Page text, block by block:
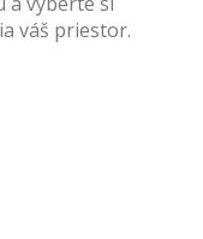
váš priestor.